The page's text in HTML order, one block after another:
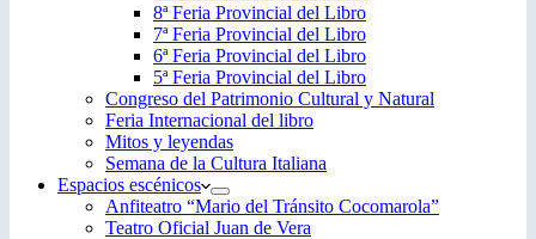
8ª Feria Provincial del Libro
7ª Feria Provincial del Libro
6ª Feria Provincial del Libro
5ª Feria Provincial del Libro
Congreso del Patrimonio Cultural y Natural
Feria Internacional del libro
Mitos y leyendas
Semana de la Cultura Italiana
Espacios escénicos
Anfiteatro “Mario del Tránsito Cocomarola”
Teatro Oficial Juan de Vera